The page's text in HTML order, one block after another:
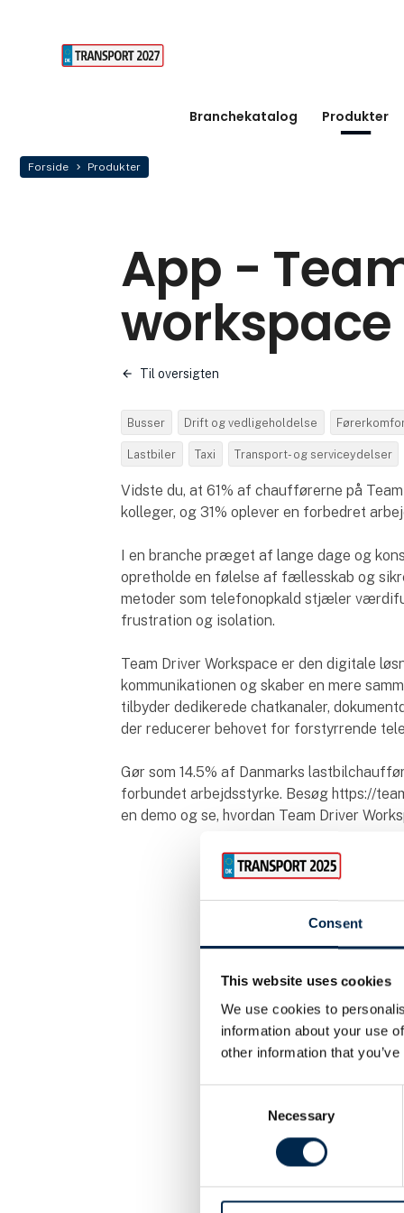
Consent
This website uses cookies
We use cookies to
information about your use
other information that
Necessary
Branchekatalog Produkter
Forside Produkter
App -
workspace
Til oversigten
Busser Drift og vedligeholdelse
Lastbiler Taxi Transport- og serviceydelser
Vidste du, at 61% af chaufførerne på
kolleger, og 31% oplever en forbedret
I en branche præget af lange dage og
opretholde en følelse af fællesskab og
metoder som telefonopkald stjæler
frustration og isolation.
Team Driver Workspace er den digitale
kommunikationen og skaber en mere
tilbyder dedikerede chatkanaler,
der reducerer behovet for forstyrrende
Gør som 14.5% af Danmarks
forbundet arbejdsstyrke. Besøg https://
en demo og se, hvordan Team Driver